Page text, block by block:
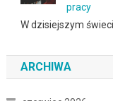
pracy
W dzisiejszym
ARCHIWA